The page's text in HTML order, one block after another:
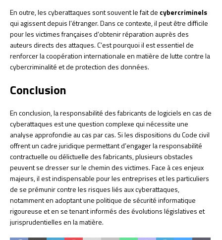
En outre, les cyberattaques sont souvent le fait de cybercriminels
qui agissent depuis l’étranger. Dans ce contexte, il peut être difficile
pour les victimes françaises d’obtenir réparation auprès des
auteurs directs des attaques. C’est pourquoi il est essentiel de
renforcer la coopération internationale en matière de lutte contre la
cybercriminalité et de protection des données.
Conclusion
En conclusion, la responsabilité des fabricants de logiciels en cas de
cyberattaques est une question complexe qui nécessite une
analyse approfondie au cas par cas. Si les dispositions du Code civil
offrent un cadre juridique permettant d’engager la responsabilité
contractuelle ou délictuelle des fabricants, plusieurs obstacles
peuvent se dresser sur le chemin des victimes. Face à ces enjeux
majeurs, il est indispensable pour les entreprises et les particuliers
de se prémunir contre les risques liés aux cyberattaques,
notamment en adoptant une politique de sécurité informatique
rigoureuse et en se tenant informés des évolutions législatives et
jurisprudentielles en la matière.